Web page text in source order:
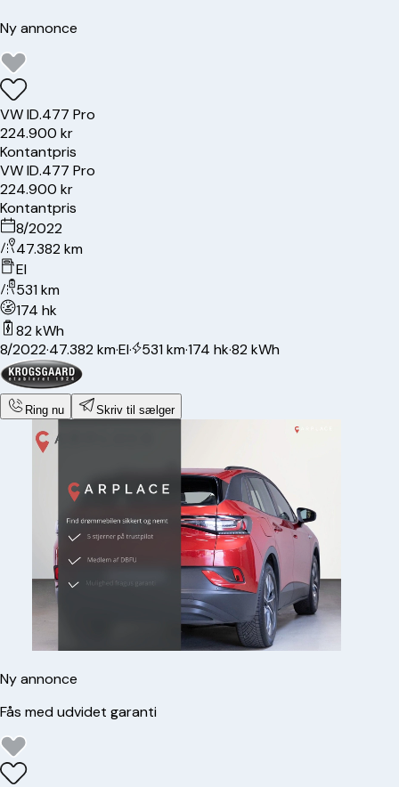
Ny annonce
VWID.477 Pro
224.900 kr
Kontantpris
VWID.477 Pro
224.900 kr
Kontantpris
8/2022
47.382 km
El
531 km
174 hk
82 kWh
8/2022·47.382 km·El· 531 km·174 hk·82 kWh
Ring nu Skriv til sælger
Ny annonce
Fås med udvidet garanti